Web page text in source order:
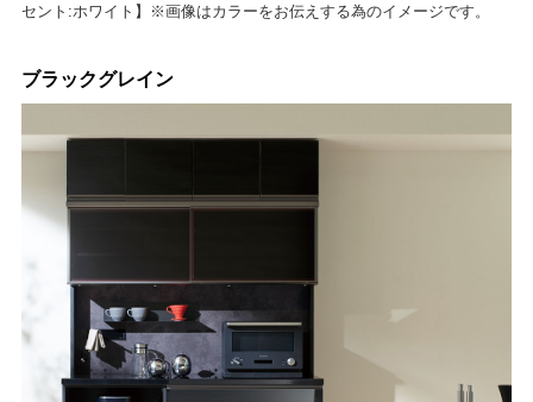
セント:ホワイト】※画像はカラーをお伝えする為のイメージです。
ブラックグレイン